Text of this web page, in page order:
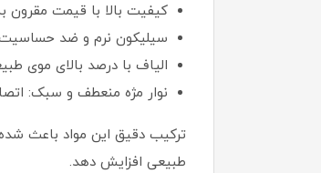
کیفیت بالا با قیمت مقرون‌
سیلیکون نرم و ضد
الیاف با درصد بالای موی
نوار مژه منعطف و سبک:
ترکیب دقیق این مواد باعث
طبیعی افزایش دهد.